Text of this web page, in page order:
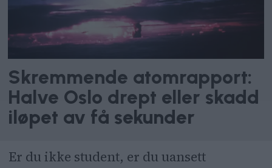
Skremmende atomrapport:
Halve Oslo drept eller skadd
iløpet av få sekunder
Er du ikke student, er du uansett